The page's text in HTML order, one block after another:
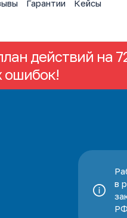
Гарантии Кейсы
действий на
ошибок!
в
РФ